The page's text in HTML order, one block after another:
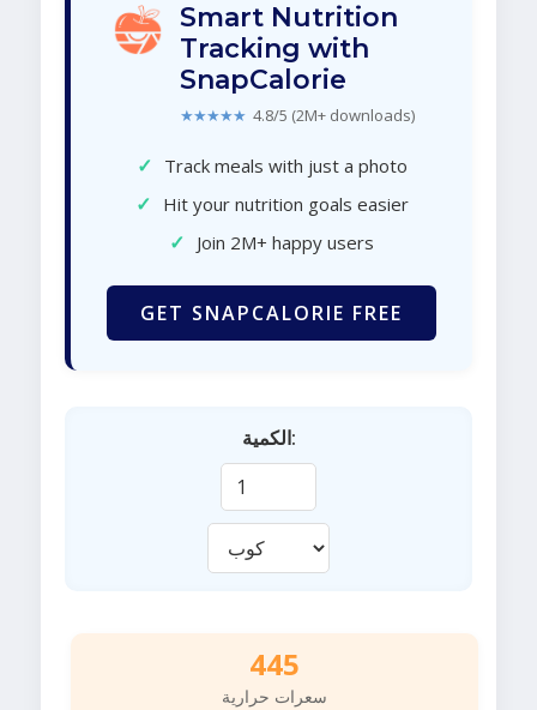
Smart Nutrition
Tracking with
SnapCalorie
★★★★★ 4.8/5 (2M+ downloads)
✓ Track meals with just a photo
✓ Hit your nutrition goals easier
✓ Join 2M+ happy users
GET SNAPCALORIE FREE
الكمية:
445
سعرات حرارية